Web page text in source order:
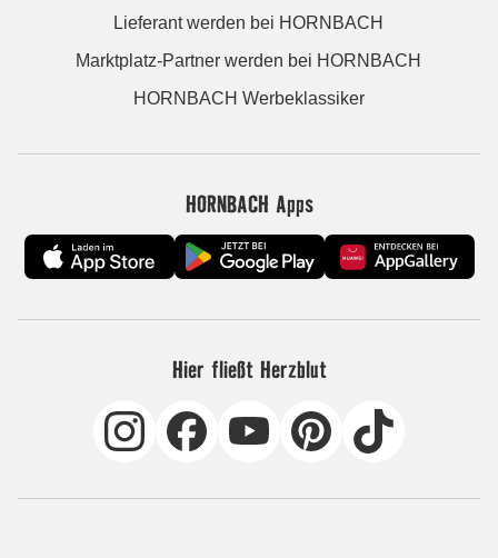
Lieferant werden bei HORNBACH
Marktplatz-Partner werden bei HORNBACH
HORNBACH Werbeklassiker
HORNBACH Apps
Hier fließt Herzblut